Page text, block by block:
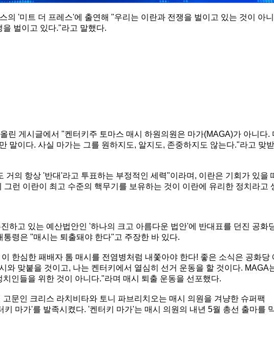
의 '미트 더 프레스'에 출연해 "우리는 이란과 전쟁을 벌이고 있는 것이 아니
벌이고 있다."라고 말했다.
린 게시글에서 "켄터키주 토마스 매시 하원의원은 마가(MAGA)가 아니다.
말이다. 사실 마가는 그를 원하지도, 알지도, 존중하지도 않는다."라고 맞받
거의 항상 '반대'라고 투표하는 부정적인 세력"이라며, 이란은 기회가 있을
런 이란이 최고 수준의 핵무기를 보유하는 것이 이란에 유리한 정치라고
하고 있는 예산법안인 '하나의 크고 아름다운 법안'에 반대표를 던진 공화
령은 "매시는 퇴출돼야 한다"고 주장한 바 있다.
한심한 패배자 톰 매시를 전염병처럼 내쫓아야 한다! 좋은 소식은 공화당
와 맞붙을 것이고, 나는 켄터키에서 열심히 선거 운동을 할 것이다. MAGA
인들을 위한 것이 아니다."라며 매시 퇴출 운동을 선포했다.
문인 크리스 라치비타와 토니 파브리치오는 매시 의원을 겨냥한 슈퍼팩
키 마가'를 발족시켰다. '켄터키 마가'는 매시 의원의 내년 5월 총선 출마를